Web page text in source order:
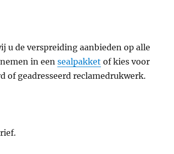
u de verspreiding aanbieden op alle
in eensealpakket of kies voor
of geadresseerd reclamedrukwerk.